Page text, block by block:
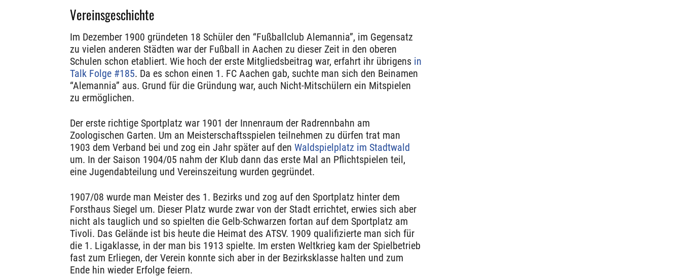
Vereinsgeschichte
Im Dezember 1900 gründeten 18 Schüler den “Fußballclub Alemannia”, im Gegensatz
zu vielen anderen Städten war der Fußball in Aachen zu dieser Zeit in den oberen
Schulen schon etabliert. Wie hoch der erste Mitgliedsbeitrag war, erfahrt ihr übrigens in
Talk Folge #185. Da es schon einen 1. FC Aachen gab, suchte man sich den Beinamen
“Alemannia” aus. Grund für die Gründung war, auch Nicht-Mitschülern ein Mitspielen
zu ermöglichen.
Der erste richtige Sportplatz war 1901 der Innenraum der Radrennbahn am
Zoologischen Garten. Um an Meisterschaftsspielen teilnehmen zu dürfen trat man
1903 dem Verband bei und zog ein Jahr später auf den Waldspielplatz im Stadtwald
um. In der Saison 1904/05 nahm der Klub dann das erste Mal an Pflichtspielen teil,
eine Jugendabteilung und Vereinszeitung wurden gegründet.
1907/08 wurde man Meister des 1. Bezirks und zog auf den Sportplatz hinter dem
Forsthaus Siegel um. Dieser Platz wurde zwar von der Stadt errichtet, erwies sich aber
nicht als tauglich und so spielten die Gelb-Schwarzen fortan auf dem Sportplatz am
Tivoli. Das Gelände ist bis heute die Heimat des ATSV. 1909 qualifizierte man sich für
die 1. Ligaklasse, in der man bis 1913 spielte. Im ersten Weltkrieg kam der Spielbetrieb
fast zum Erliegen, der Verein konnte sich aber in der Bezirksklasse halten und zum
Ende hin wieder Erfolge feiern.